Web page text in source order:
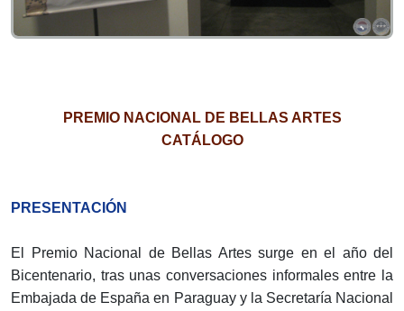
PREMIO NACIONAL DE BELLAS ARTES
CATÁLOGO
PRESENTACIÓN
El Premio Nacional de Bellas Artes surge en el año del
Bicentenario, tras unas conversaciones informales entre la
Embajada de España en Paraguay y la Secretaría Nacional